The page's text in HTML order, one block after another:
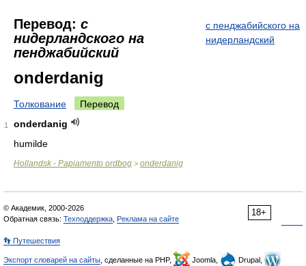
Перевод: с
нидерландского на
пенджабийский
с пенджабийского на
нидерландский
onderdanig
Толкование Перевод
1
onderdanig
humilde
Hollandsk - Papiamento ordbog > onderdanig
18+
© Академик, 2000-2026
Обратная связь: Техподдержка Реклама на сайте
👣 Путешествия
Экспорт словарей на сайты , сделанные на PHP, Joomla,
Drupal,